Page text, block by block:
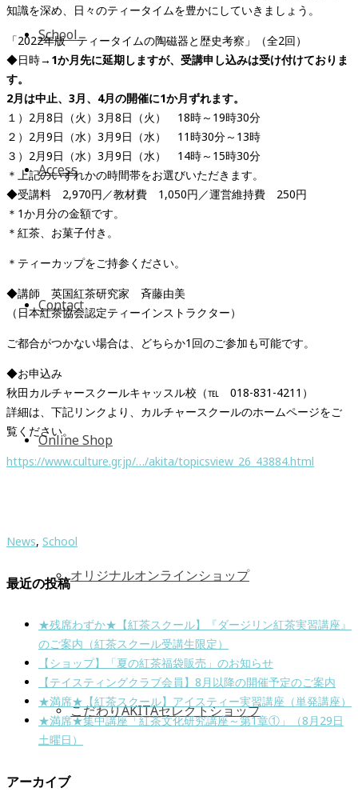
School
Access
Contact
Online Shop
オリジナルオンラインショップ
こだわりAKITAセレクトショップ
知識を深め、日々のティータイムを豊かにしていきましょう。
「2022年版 ティータイムの陶磁器と歴史考察」（全2回）
◆日時→ 1か月先に延期しますが、受講申し込みは受け付けておりま
す。
2月は中止、3月、4月の開催に1か月ずれます。
１）2月8日（火）3月8日（火） 18時～19時30分
２）2月9日（水）3月9日（水） 11時30分～13時
３）2月9日（水）3月9日（水） 14時～15時30分
＊上記のいずれかの時間帯をお選びいただきます。
◆受講料 2,970円／教材費 1,050円／運営維持費 250円
＊1か月分の金額です。
＊紅茶、お菓子付き。
＊ティーカップをご持参ください。
◆講師 英国紅茶研究家 斉藤由美
（日本紅茶協会認定ティーインストラクター）
ご都合がつかない場合は、どちらか1回のご参加も可能です。
◆お申込み
秋田カルチャースクールキャッスル校（℡ 018-831-4211）
詳細は、下記リンクより、カルチャースクールのホームページをご
覧ください。
https://www.culture.gr.jp/…/akita/topicsview_26_43884.html
News, School
最近の投稿
★残席わずか★【紅茶スクール】『ダージリン紅茶実習講座』
のご案内（紅茶スクール受講生限定）
【ショップ】「夏の紅茶福袋販売」のお知らせ
【テイスティングクラブ会員】8月以降の開催予定のご案内
★満席★【紅茶スクール】アイスティー実習講座（単発講座）
★満席★集中講座「紅茶文化研究講座～第1章①」（8月29日
土曜日）
アーカイブ